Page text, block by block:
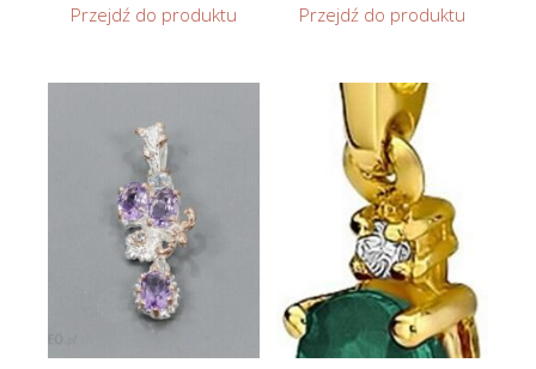
Przejdź do produktu Przejdź do produktu